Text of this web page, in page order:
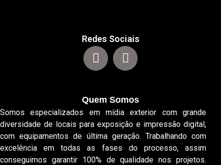
Redes Sociais
Quem Somos
Somos especializados em mídia exterior com grande
diversidade de locais para exposição e impressão digital,
com equipamentos de última geração. Trabalhando com
excelência em todas as fases do processo, assim
conseguimos garantir 100% de qualidade nos projetos.